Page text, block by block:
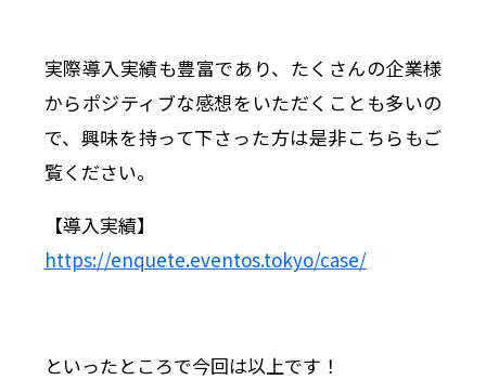
実際導入実績も豊富であり、たくさんの企業様
からポジティブな感想をいただくことも多いの
で、興味を持って下さった方は是非こちらもご
覧ください。
【導入実績】
https://enquete.eventos.tokyo/case/
といったところで今回は以上です！